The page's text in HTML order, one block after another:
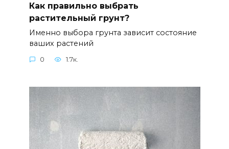
Как правильно выбрать
растительный грунт?
Именно выбора грунта зависит состояние
ваших растений
0 1.7к.